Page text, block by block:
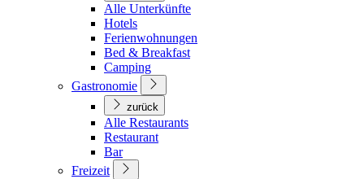
Alle Unterkünfte
Hotels
Ferienwohnungen
Bed & Breakfast
Camping
Gastronomie
zurück
Alle Restaurants
Restaurant
Bar
Freizeit